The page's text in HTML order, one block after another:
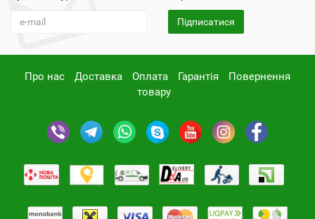
Підписатися
Про нас Доставка Оплата Гарантія
Повернення
товару